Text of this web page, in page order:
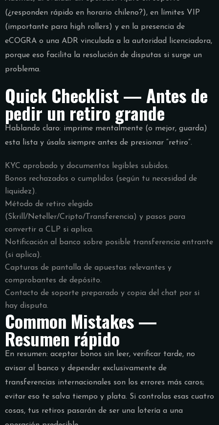
(¿responden rápido en horario chileno?), en límites VIP
(importante para high rollers) y en la presencia de
eCOGRA o una ADR vinculada a la autoridad licenciadora,
porque eso facilita la resolución de disputas si surge un
problema.
Quick Checklist — Antes de
pedir un retiro grande
Hablando claro: imprime mentalmente (o mejor, guarda)
esta lista y úsala siempre antes de presionar “retiro”.
KYC aprobado y documentos legibles subidos.
Bonos rechazados o cumplidos (según tu necesidad de
liquidez).
Método de retiro elegido
(Skrill/Neteller/Cripto/Transferencia) y pasos para
convertir a CLP si aplica.
Notificación al banco sobre posible transferencia entrante
(si aplica).
Capturas de pantalla de apuestas relevantes y
comprobantes de depósito.
Contacto de soporte preparado y copia del chat por si
hay disputa.
Common Mistakes —
Resumen rápido
En resumen: aceptar bonos sin leer, verificar tarde, no
avisar al banco y depender exclusivamente de
transferencias internacionales son los errores más caros;
evitar eso te salva tiempo y plata. Si controlas esas cuatro
cosas, tus retiros pasarán de ser una lotería a una